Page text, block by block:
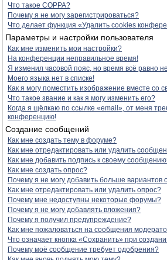
Что такое COPPA?
Почему я не могу зарегистрироваться?
Что делает функция «Удалить cookies
Параметры и настройки пользователя
Как мне изменить мои настройки?
На конференции неправильное время!
Я изменил часовой пояс, но время всё равно
Моего языка нет в списке!
Как я могу поместить изображение вместе со
Что такое звание и как я могу изменить его?
Когда я щёлкаю по ссылке «email», от меня
конференцию!
Создание сообщений
Как мне создать тему в форуме?
Как мне отредактировать или удалить
Как мне добавить подпись к своему
Как мне создать опрос?
Почему я не могу добавить больше вариантов
Как мне отредактировать или удалить опрос?
Почему мне недоступны некоторые форумы?
Почему я не могу добавлять вложения?
Почему я получил предупреждение?
Как мне пожаловаться на сообщения
Что означает кнопка «Сохранить» при
Почему моё сообщение требует одобрения?